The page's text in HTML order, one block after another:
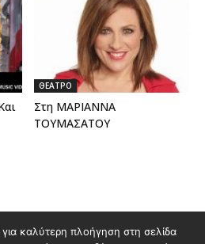
ΘΕΑΤΡΟ
Στη ΜΑΡΙΑΝΝΑ
ΤΟΥΜΑΣΑΤΟΥ
στο Polis Magazino
καλύτερη πλοήγηση στη σελίδα